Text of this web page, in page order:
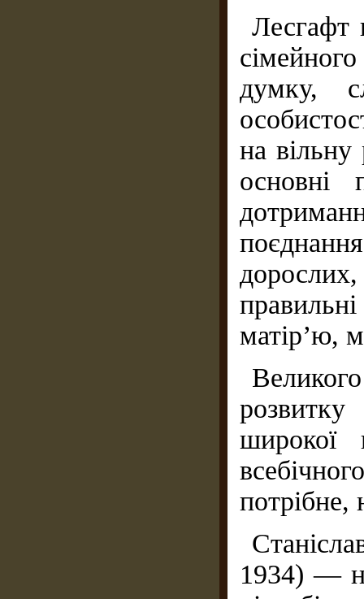
Лесгафт
думку,
на вільну
основні
дорослих,
матір’ю,
широкої
1934) —